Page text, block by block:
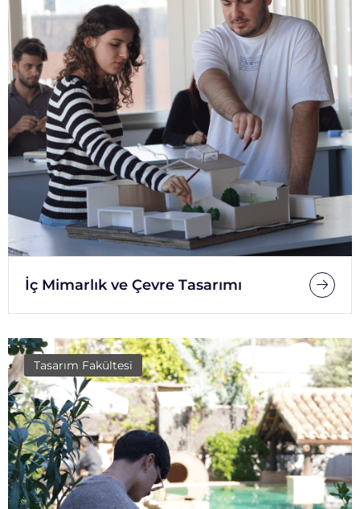
İç Mimarlık ve Çevre Tasarımı
Tasarım Fakültesi